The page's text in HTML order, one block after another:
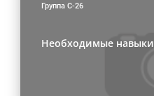
Группа С-26
Необходимые навыки